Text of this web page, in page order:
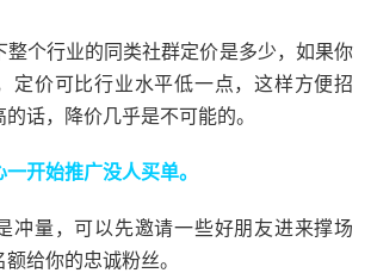
整个行业的同类社群定价是多少，如果你
定价可比行业水平低一点，这样方便招
话，降价几乎是不可能的。
开始推广没人买单。
冲量，可以先邀请一些好朋友进来撑场
给你的忠诚粉丝。